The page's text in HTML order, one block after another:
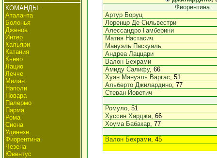
КОМАНДЫ:
Аталанта
Болонья
Дженоа
Интер
Кальяри
Катания
Кьево
Лацио
Лечче
Милан
Наполи
Новара
Палермо
Парма
Рома
Сиена
Удинезе
Фиорентина
Чезена
Ювентус
Фиорентина
Артур Боруц
Лоренцо Де Сильвестри
Алессандро Гамберини
Матия Настасич
Мануэль Паскуаль
Андреа Лаццари
Валон Бехрами
Амиду Салифу, 66
Хуан Мануэль Варгас, 51
Альберто Джилардино, 77
Стеван Йоветич
Ромуло, 51
Хуссин Харджа, 66
Хоума Бабакар, 77
Валон Бехрами, 45